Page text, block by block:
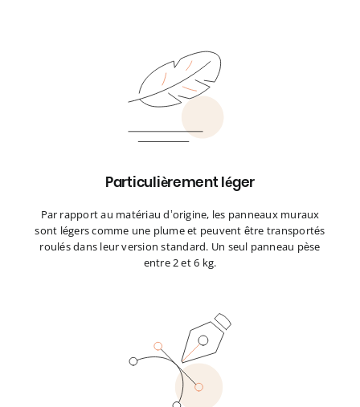
Particulièrement léger
Par rapport au matériau d’origine, les panneaux muraux
sont légers comme une plume et peuvent être transportés
roulés dans leur version standard. Un seul panneau pèse
entre 2 et 6 kg.